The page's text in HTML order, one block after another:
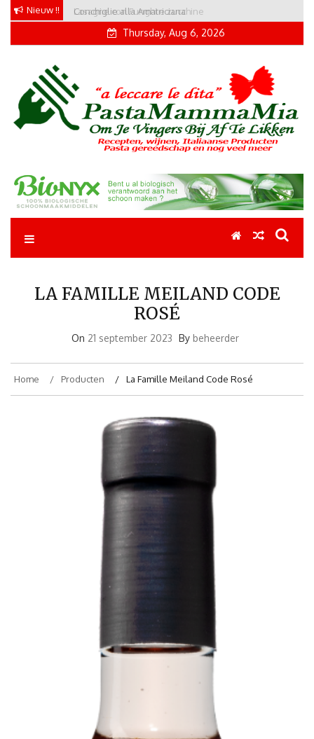
Skip
content
Nieuw !! Conchiglie alla Amatriciana
Thursday, Aug 6, 2026
Pastamammamia
Pastarecepten om je vingers bij af te likken
LA FAMILLE MEILAND CODE
ROSÉ
On 21 september 2023 By beheerder
Home Producten La Famille Meiland Code Rosé